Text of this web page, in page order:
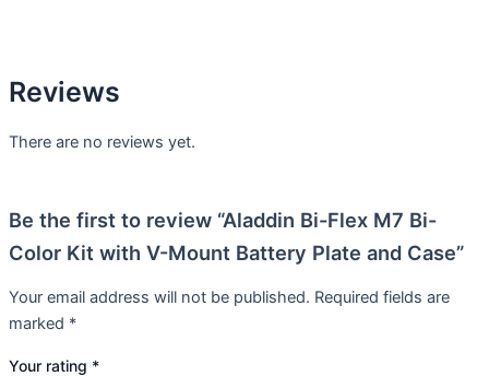
Reviews
There are no reviews yet.
Be the first to review “Aladdin Bi-Flex M7 Bi-
Color Kit with V-Mount Battery Plate and Case”
Your email address will not be published. Required fields are
marked *
Your rating *